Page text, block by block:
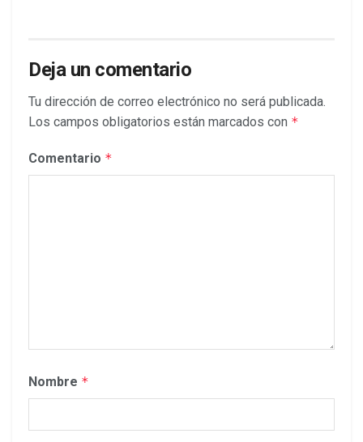
Deja un comentario
Tu dirección de correo electrónico no será publicada.
Los campos obligatorios están marcados con *
Comentario *
Nombre *